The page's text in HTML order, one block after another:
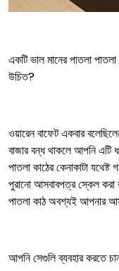
একটি ভাল মানের পাতলা
উচিত?
ওয়ারেন বাফেট একবার
বাজার বন্ধ থাকলে আপনি এটি
পাতলা কাঠের কেনাকাটা
পুরানো আসবাবপত্র স্কেল করা
পাতলা কাঠ অবশ্যই আপনার
আপনি সেগুলি ব্যবহার করতে